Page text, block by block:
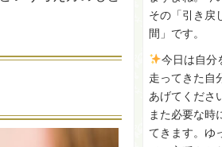
その「引き戻
間」です。
今日は自分
走ってきた自
あげてくださ
また必要な時
てきます。ゆ